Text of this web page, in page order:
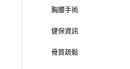
胸腰手術
健保資訊
骨質疏鬆